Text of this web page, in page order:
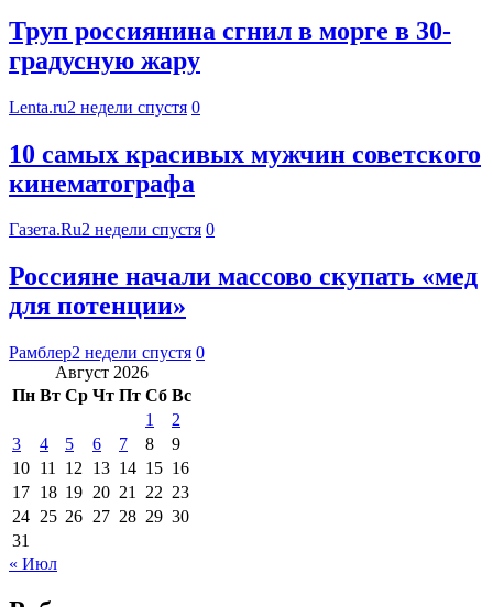
Труп россиянина сгнил в морге в 30-
градусную жару
Lenta.ru2 недели спустя 0
10 самых красивых мужчин советского
кинематографа
Газета.Ru2 недели спустя 0
Россияне начали массово скупать «мед
для потенции»
Рамблер2 недели спустя 0
Август 2026
Пн Вт Ср Чт Пт Сб Вс
1
2
3
4 5 6 7 8
9
10 11 12 13 14 15 16
17 18 19 20 21 22 23
24 25 26 27 28 29 30
31
« Июл